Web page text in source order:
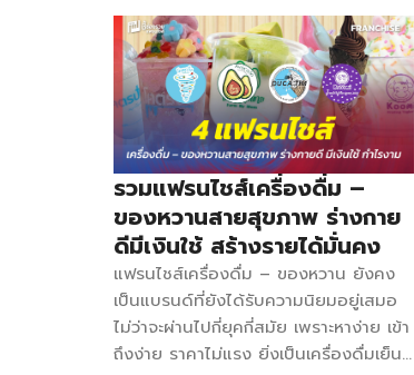
ความอร่อยในสไตล์ญี่ปุ่นมาด้วย อิชิคุง
ชาบู ชาบูเสียบไม้ แฟรนไชส์อาหารที่ลงทุน
น้อยด้วยงบไม่เกิน 20,000 บาทก็สามารถ
ลองมาเปิดก่อนได้ สำหรับแบรนด์อิชิคุง
ชาบู ถือเป็นประสบการณ์ใหม่ของชาบูเสียบ
ไม้ที่ทานง่าย สะดวก อร่อยแบบต้นตำรับ
ญี่ปุ่นแท้ๆ ด้วยวัตถุดิบคุณภาพดีและน้ำ
ซุปสูตรพิเศษ ที่สำคัญเราใช้ ข้าวญี่ปุ่นซา
ซานิชิกิ ที่มีความนุ่ม หอม อร่อย ในทุกเมนู
ไม่ว่าจะเป็นข้าวหน้าต่างๆ หรือเมนูเส้นอุด้ง
จุดเด่นของทางแบรนด์ เริ่มต้นไม้ละ 10
บาท เข้าถึงลูกค้าได้ง่าย แฟรนไชส์ลงทุน
น้อย งบเริ่มต้นไม่เกิน 20,000 บาท มีเมนู
ให้เลือกหลากหลายทั้ง เมนูข้าว หมูกะทะ
รวมแฟรนไชส์เครื่องดื่ม –
ของหวานสายสุขภาพ ร่างกาย
ดีมีเงินใช้ สร้างรายได้มั่นคง
แฟรนไชส์เครื่องดื่ม – ของหวาน ยังคง
เป็นแบรนด์ที่ยังได้รับความนิยมอยู่เสมอ
ไม่ว่าจะผ่านไปกี่ยุคกี่สมัย เพราะหาง่าย เข้า
ถึงง่าย ราคาไม่แรง ยิ่งเป็นเครื่องดื่มเย็น